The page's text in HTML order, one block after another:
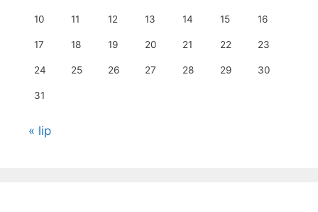
10 11 12 13 14 15 16
17 18 19 20 21 22 23
24 25 26 27 28 29 30
31
« lip